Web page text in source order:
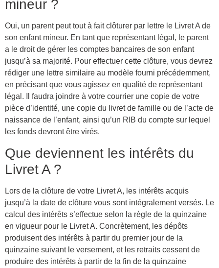
mineur ?
Oui, un parent peut tout à fait clôturer par lettre le Livret A de
son enfant mineur. En tant que représentant légal, le parent
a le droit de gérer les comptes bancaires de son enfant
jusqu’à sa majorité. Pour effectuer cette clôture, vous devrez
rédiger une lettre similaire au modèle fourni précédemment,
en précisant que vous agissez en qualité de représentant
légal. Il faudra joindre à votre courrier une copie de votre
pièce d’identité, une copie du livret de famille ou de l’acte de
naissance de l’enfant, ainsi qu’un RIB du compte sur lequel
les fonds devront être virés.
Que deviennent les intérêts du
Livret A ?
Lors de la clôture de votre Livret A, les intérêts acquis
jusqu’à la date de clôture vous sont intégralement versés. Le
calcul des intérêts s’effectue selon la règle de la quinzaine
en vigueur pour le Livret A. Concrètement, les dépôts
produisent des intérêts à partir du premier jour de la
quinzaine suivant le versement, et les retraits cessent de
produire des intérêts à partir de la fin de la quinzaine